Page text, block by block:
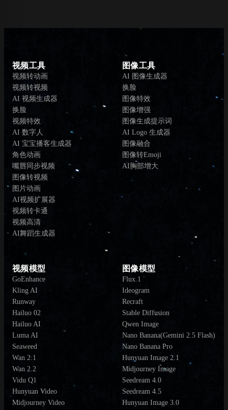
视频工具
视频转动画
视频转视频
AI 视频生成器
换脸
视频特效
AI 数字人
AI 宝宝播客生成器
角色动画
嘴唇同步视频
图像转视频
图片动画
AI视频扩展器
视频转卡通
视频高清
AI舞蹈生成器
图像工具
AI 图像生成器
换脸
图像特效
图像增强
图像生成提示词
AI Logo 生成器
图像融合
图像转Emoji
AI胸部增大
视频模型
GoEnhance
Kling AI
Runway
Hailuo 02
Hailuo AI
Luma AI
Seaweed
Wan 2.1
Wan 2.2
Vidu Q1
Hunyuan Video
Midjourney Video
图像模型
Flux.1
Ideogram
Recraft
Stable Diffusion
Qwen Image
Nano Banana(Gemini 2.5 Flash)
Nano Banana Pro
Hunyuan Image 2.1
Midjourney Image
Seedream 4.0
Seedream 4.5
Hunyuan Image 3.0